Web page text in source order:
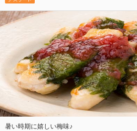
暑い時期に嬉しい梅味♪